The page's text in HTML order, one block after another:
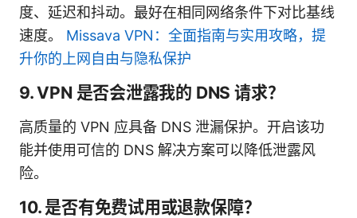
度、延迟和抖动。最好在相同网络条件下对比基线
速度。 Missava VPN：全面指南与实用攻略，提
升你的上网自由与隐私保护
9. VPN 是否会泄露我的 DNS 请求？
高质量的 VPN 应具备 DNS 泄漏保护。开启该功
能并使用可信的 DNS 解决方案可以降低泄露风
险。
10. 是否有免费试用或退款保障？